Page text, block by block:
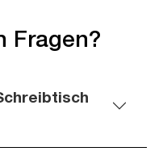
Fragen?